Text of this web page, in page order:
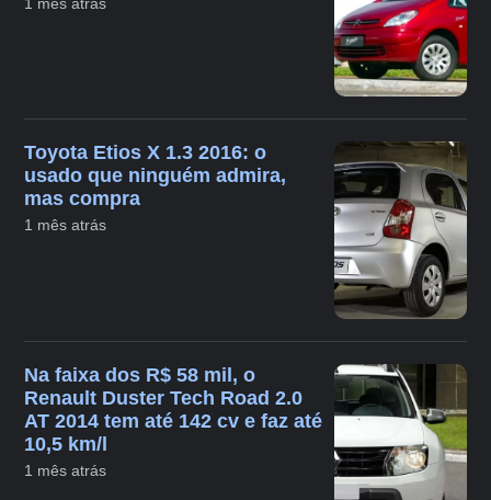
1 mês atrás
Toyota Etios X 1.3 2016: o
usado que ninguém admira,
mas compra
1 mês atrás
Na faixa dos R$ 58 mil, o
Renault Duster Tech Road 2.0
AT 2014 tem até 142 cv e faz até
10,5 km/l
1 mês atrás